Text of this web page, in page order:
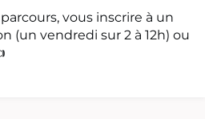
vous inscrire à un
(un vendredi sur 2 à 12h) ou